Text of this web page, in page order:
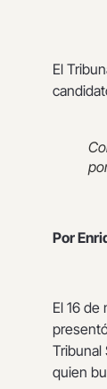
El
Por
El 16 de
Tribunal
quien